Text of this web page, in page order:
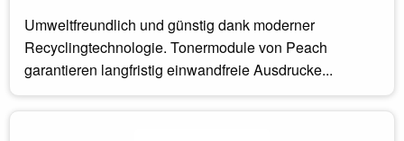
Umweltfreundlich und günstig dank moderner
Recyclingtechnologie. Tonermodule von Peach
garantieren langfristig einwandfreie Ausdrucke...